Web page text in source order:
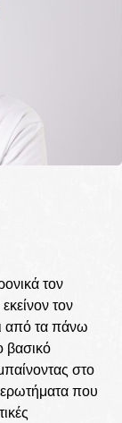
τον
τον
από τα πάνω
βασικό
στο
που